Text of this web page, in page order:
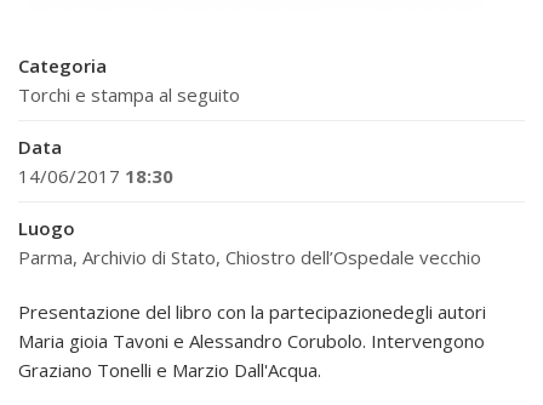
Categoria
Torchi e stampa al seguito
Data
14/06/2017 18:30
Luogo
Parma, Archivio di Stato, Chiostro dell’Ospedale vecchio
Presentazione del libro con la partecipazionedegli autori
Maria gioia Tavoni e Alessandro Corubolo. Intervengono
Graziano Tonelli e Marzio Dall'Acqua.